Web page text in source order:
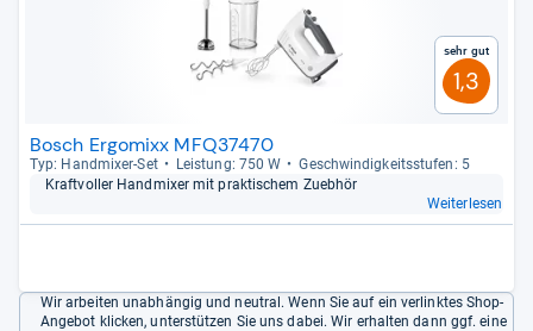
Sehr gut
1,3
Bosch Ergomixx MFQ37470
Typ: Hand­mi­xer-​Set Leis­tung: 750 W
Geschwin­dig­keits­stu­fen: 5
Kraft­vol­ler Hand­mi­xer mit prak­ti­schem Zueb­hör
Weiterlesen
Wir arbeiten unabhängig und neutral. Wenn Sie auf ein verlinktes Shop-
Angebot klicken, unterstützen Sie uns dabei. Wir erhalten dann ggf. eine